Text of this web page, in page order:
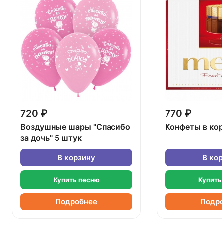
720 ₽
Воздушные шары "Спасибо
за дочь" 5 штук
В корзину
Купить песню
Подробнее
770 ₽
Конфеты в
В